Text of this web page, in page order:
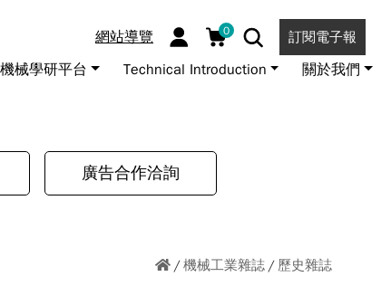
網站導覽 0 訂閱電子報
械學研平台 Technical Introduction 關於我們
廣告合作洽詢
機械工業雜誌 歷史雜誌